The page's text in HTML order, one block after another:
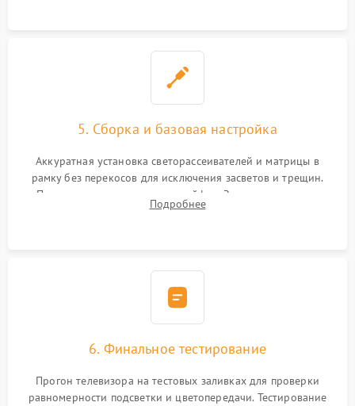
5. Сборка и базовая настройка
Аккуратная установка светорассеивателей и матрицы в
рамку без перекосов для исключения засветов и трещин.
Подключение внутренних шлейфов. Закрытие корпуса.
Сброс настроек и обновление программного обеспечения.
Подробнее
6. Финальное тестирование
Прогон телевизора на тестовых заливках для проверки
равномерности подсветки и цветопередачи. Тестирование